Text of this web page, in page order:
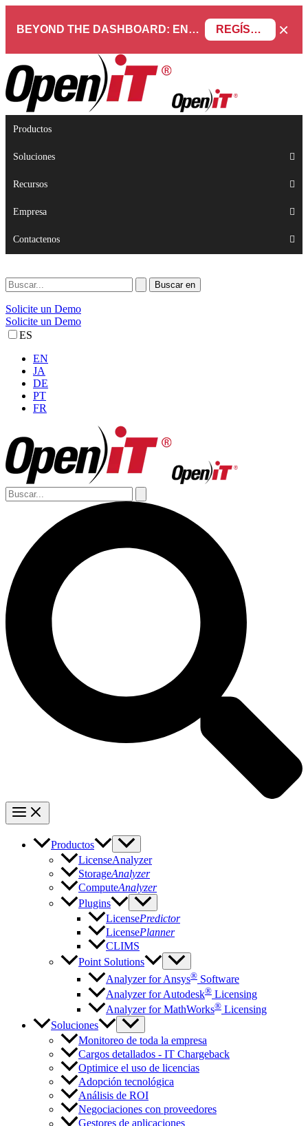
BEYOND THE DASHBOARD: ENGINEERING SOFTWARE IN SERVICENOW WEBINAR REGÍSTRESE AHORA ×
Productos
Soluciones
Recursos
Empresa
Contactenos
Solicite un Demo
Solicite un Demo
ES
EN
JA
DE
PT
FR
Productos
LicenseAnalyzer
StorageAnalyzer
ComputeAnalyzer
Plugins
LicensePredictor
LicensePlanner
CLIMS
Point Solutions
Analyzer for Ansys® Software
Analyzer for Autodesk® Licensing
Analyzer for MathWorks® Licensing
Soluciones
Monitoreo de toda la empresa
Cargos detallados - IT Chargeback
Optimice el uso de licencias
Adopción tecnológica
Análisis de ROI
Negociaciones con proveedores
Gestores de aplicaciones